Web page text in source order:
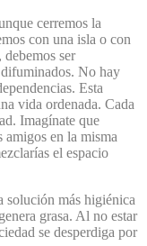
cerremos la
con una isla o con
debemos ser
difuminados. No hay
Esta
vida ordenada. Cada
Imagínate que
amigos en la misma
el espacio
solución más higiénica
grasa. Al no estar
se desperdiga por